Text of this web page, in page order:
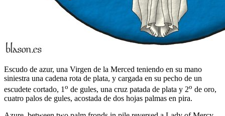
Escudo de azur, una Virgen de la Merced teniendo en su mano
siniestra una cadena rota de plata, y cargada en su pecho de un
escudete cortado, 1o de gules, una cruz patada de plata y 2o de oro,
cuatro palos de gules, acostada de dos hojas palmas en pira.